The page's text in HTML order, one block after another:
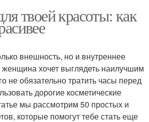
твоей красоты: как
внешность, но и внутреннее
хочет выглядеть наилучшим
не обязательно тратить часы перед
дорогие косметические
мы рассмотрим 50 простых и
которые помогут тебе стать еще